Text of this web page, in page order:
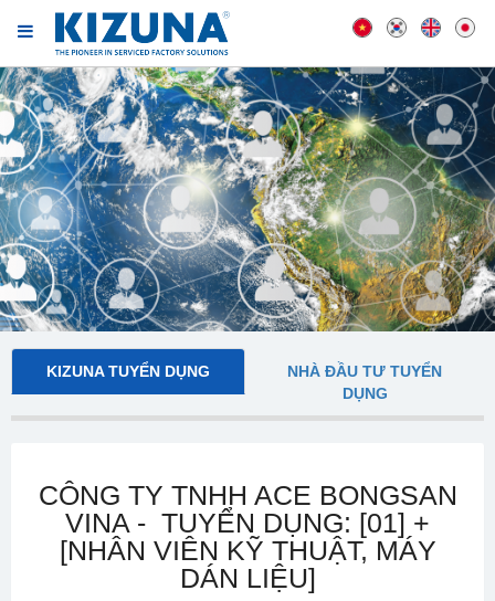
KIZUNA TUYỂN DỤNG
NHÀ ĐẦU TƯ TUYỂN
DỤNG
CÔNG TY TNHH ACE BONGSAN
VINA - TUYỂN DỤNG: [01] +
[NHÂN VIÊN KỸ THUẬT, MÁY
DÁN LIỆU]